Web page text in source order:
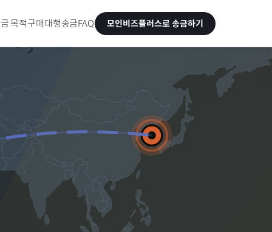
목적구매대행송금FAQ 모인비즈플러스로 송금하기